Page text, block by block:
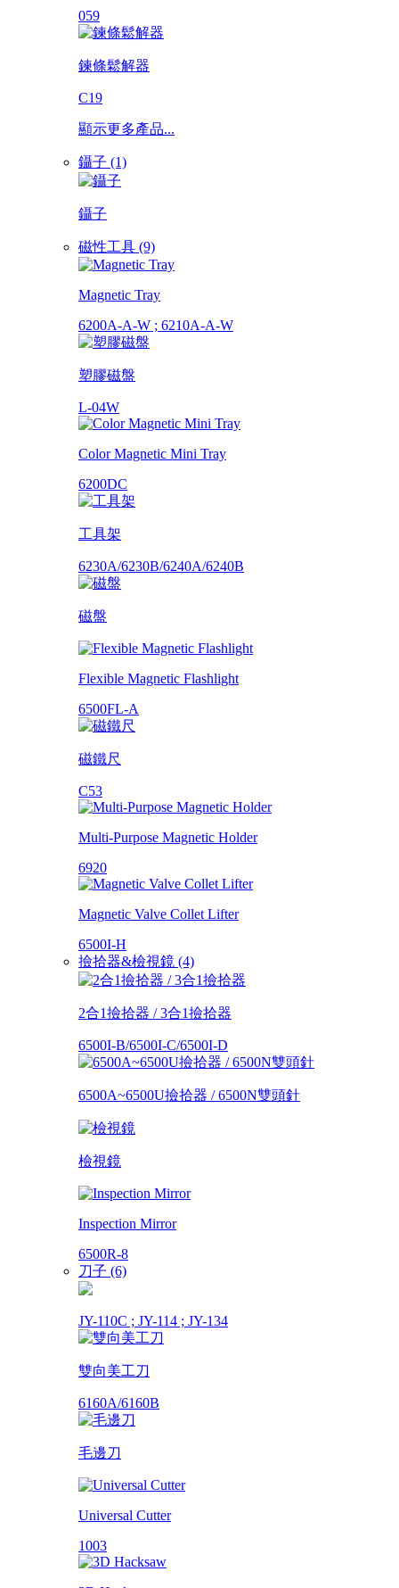
059
鍊條鬆解器
C19
顯示更多產品...
鑷子 (1)
鑷子
磁性工具 (9)
Magnetic Tray
6200A-A-W ; 6210A-A-W
塑膠磁盤
L-04W
Color Magnetic Mini Tray
6200DC
工具架
6230A/6230B/6240A/6240B
磁盤
Flexible Magnetic Flashlight
6500FL-A
磁鐵尺
C53
Multi-Purpose Magnetic Holder
6920
Magnetic Valve Collet Lifter
6500I-H
撿拾器&檢視鏡 (4)
2合1撿拾器 / 3合1撿拾器
6500I-B/6500I-C/6500I-D
6500A~6500U撿拾器 / 6500N雙頭針
檢視鏡
Inspection Mirror
6500R-8
刀子 (6)
JY-110C ; JY-114 ; JY-134
雙向美工刀
6160A/6160B
毛邊刀
Universal Cutter
1003